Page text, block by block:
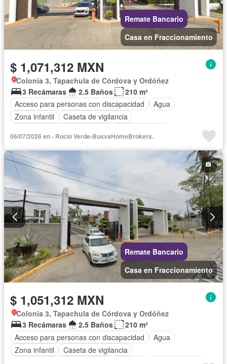
Remate Bancario
Casa en Fraccionamiento
$ 1,071,312 MXN
Colonia 3, Tapachula de Córdova y Ordóñez
3 Recámaras
2.5 Baños
210 m²
Acceso para personas con discapacidad
Agua
Zona infantil
Caseta de vigilancia
Cuarto de Limpieza
Cuarto de servicio
Estacionamiento
Despacho
Recámara con closet
Televisión por cable
Vista panorámica
Zonas verdes
Sin amueblar
06/07/2026 en - Rocio Verde-BusvaHomeBrokers.
Remate Bancario
Casa en Fraccionamiento
$ 1,051,312 MXN
Colonia 3, Tapachula de Córdova y Ordóñez
3 Recámaras
2.5 Baños
210 m²
Acceso para personas con discapacidad
Agua
Zona infantil
Caseta de vigilancia